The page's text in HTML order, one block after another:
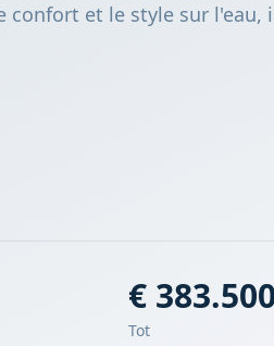
confort et le style sur l'eau,
€ 383.500
Tot